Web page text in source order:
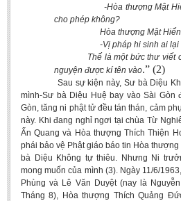
-Hòa thượng Mật
cho phép không?
Hòa thượng Mật
-Vị pháp hi sinh ai lại
Thế là một bức thư viết
nguyện được kí tên vào.” (2)
Sau sự kiện này, Sư bà Diệu
mình-Sư bà Diệu Huệ bay vào Sài Gòn
Gòn, tăng ni phật tử đều tán thán, cảm
này. Khi đang nghỉ ngơi tại chùa Từ
Ấn Quang và Hòa thượng Thích Thiện
phái bảo vệ Phật giáo báo tin Hòa
bà Diệu Không tự thiêu. Nhưng Ni
mong muốn của mình (3). Ngày 11/6/
Phùng và Lê Văn Duyệt (nay là
Tháng 8), Hòa thượng Thích Quảng